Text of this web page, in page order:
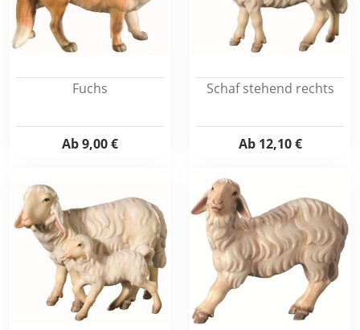
Fuchs
Ab9,00 €
Schaf stehend rechts
Ab12,10 €